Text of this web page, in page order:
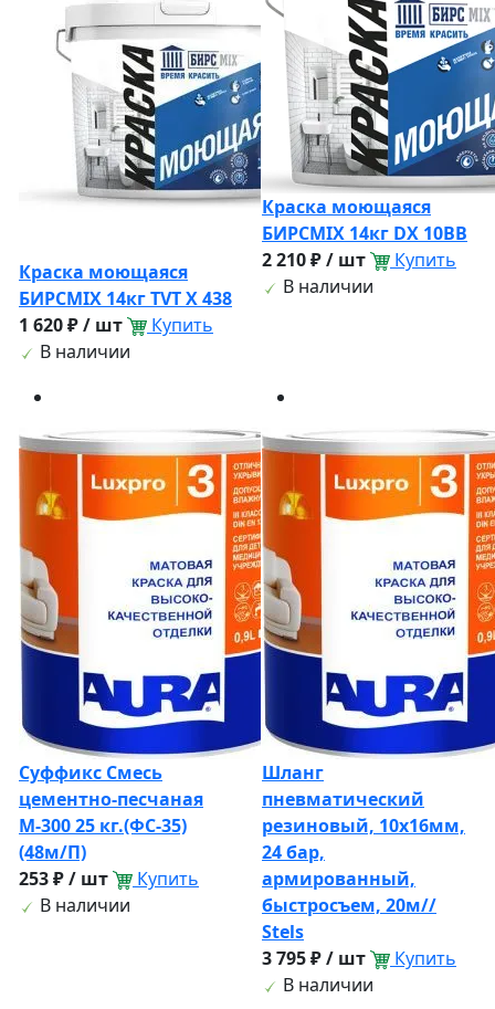
Краска моющаяся
БИРСМIX 14кг TVT X 438
1 620 ₽ / шт
Купить
В наличии
Краска моющаяся
БИРСМIX 14кг DX 10BB
2 210 ₽ / шт
Купить
В наличии
Суффикс Смесь
цементно-песчаная
М-300 25 кг.(ФС-35)
(48м/П)
253 ₽ / шт
Купить
В наличии
Шланг
пневматический
резиновый, 10x16мм,
24 бар,
армированный,
быстросъем, 20м//
Stels
3 795 ₽ / шт
Купить
В наличии